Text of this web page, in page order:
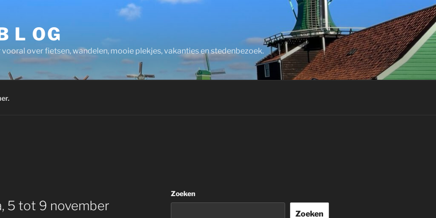
L OG
over fietsen, wandelen, mooie plekjes, vakanties en stedenbezoek.
5 tot 9 november
Zoeken
Zoeken